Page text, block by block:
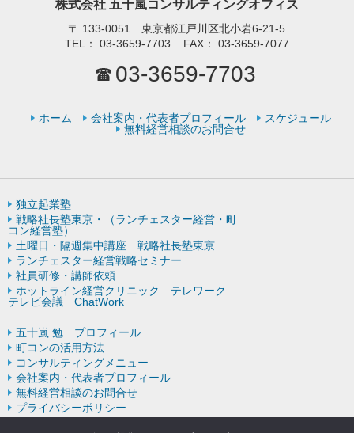
株式会社 五十嵐コンサルティングオフィス
〒 133-0051 東京都江戸川区北小岩6-21-5
TEL：
03-3659-7703 FAX： 03-3659-7077
03-3659-7703
ホーム 会社案内・代表者プロフィール
スケジュール
無料経営相談のお問合せ
独立起業塾
戦略社長塾東京・（ランチェスター経営・町
コン経営塾）
土曜日・隔週集中講座 戦略社長塾東京
ランチェスター経営戦略セミナー
社員研修・講師依頼
ホットライン経営クリニック テレワーク
テレビ会議 ChatWork
五十嵐 勉 プロフィール
町コンの活用方法
コンサルティングメニュー
会社案内・代表者プロフィール
無料経営相談のお問合せ
プライバシーポリシー